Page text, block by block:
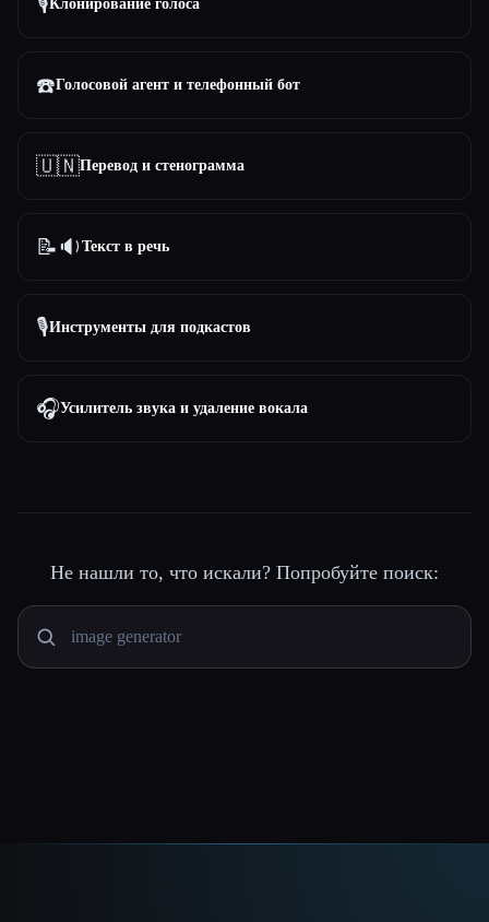
Клонирование голоса
☎️Голосовой агент и телефонный бот
🇺🇳Перевод и стенограмма
📝🔉 Текст в речь
🎙️Инструменты для подкастов
🎧Усилитель звука и удаление вокала
Не нашли то, что искали? Попробуйте поиск: